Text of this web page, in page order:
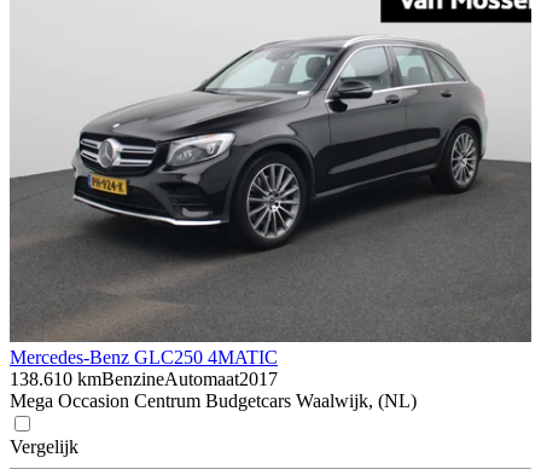
Mercedes-Benz GLC250 4MATIC
138.610 kmBenzineAutomaat2017
Mega Occasion Centrum Budgetcars Waalwijk, (NL)
Vergelijk